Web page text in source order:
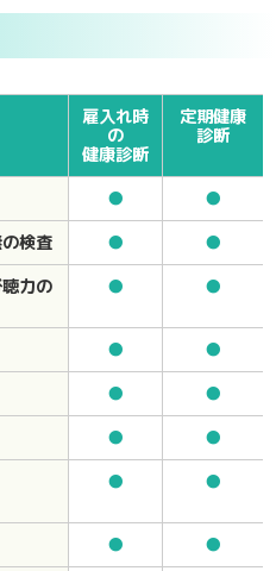
雇入れ時
の
健康診断
定期健康
診断
●
●
検査
●
●
力の
● ●
●
●
●
●
●
●
● ●
●
●